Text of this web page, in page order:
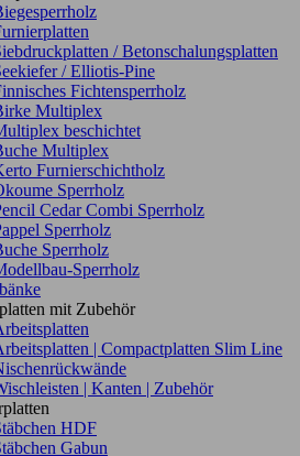
/ Betonschalungsplatten
/ Elliotis-Pine
Fichtensperrholz
Multiplex
beschichtet
Multiplex
Furnierschichtholz
Sperrholz
Cedar Combi Sperrholz
Sperrholz
Sperrholz
Sperrholz
mit Zubehör
| Compactplatten Slim Line
| Kanten | Zubehör
HDF
Gabun